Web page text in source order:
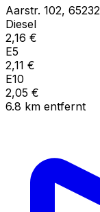
Aarstr. 102, 65232
Diesel
2,16 €
E5
2,11 €
E10
2,05 €
6.8 km entfernt